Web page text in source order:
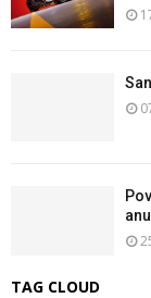
TAG CLOUD